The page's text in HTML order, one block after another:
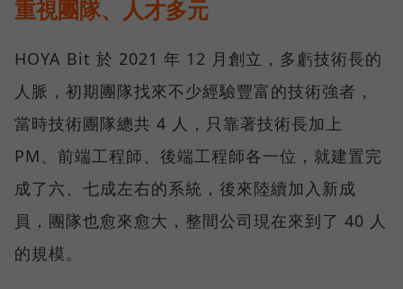
重視團隊、人才多元
HOYA Bit 於 2021 年 12 月創立，多虧技術長的
人脈，初期團隊找來不少經驗豐富的技術強者，
當時技術團隊總共 4 人，只靠著技術長加上
PM、前端工程師、後端工程師各一位，就建置完
成了六、七成左右的系統，後來陸續加入新成
員，團隊也愈來愈大，整間公司現在來到了 40 人
的規模。